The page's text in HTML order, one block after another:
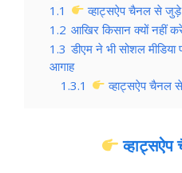
1.1
व्हाट्सऐप चैनल से
1.2 आखिर किसान क्यों नहीं
1.3 डीएम ने भी सोशल मीडिया
आगाह
1.3.1
व्हाट्सऐप चैनल